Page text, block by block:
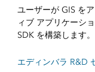
ユーザーが GIS を
ィブ アプリケーシ
SDK を構築します。
エディンバラ R&D